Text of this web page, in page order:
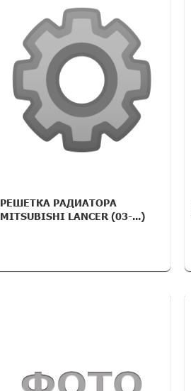
РЕШЕТКА РАДИАТОРА
MITSUBISHI LANCER (03-...)